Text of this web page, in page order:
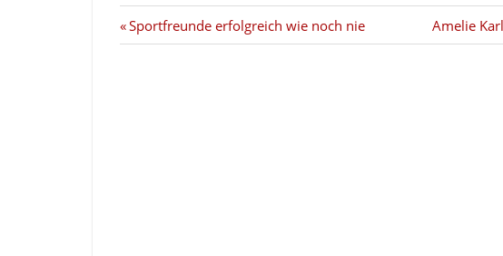
Beitragsnavigation
Vorheriger
Beitrag:
Sportfreunde erfolgreich wie noch nie
Nächster
Beitrag:
Amelie